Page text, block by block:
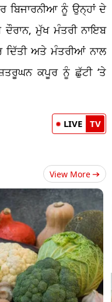
ਬਿਜਾਰਨੀਆ ਨੂੰ ਉਨ੍ਹਾਂ ਦੇ
ਮੁੱਖ ਮੰਤਰੀ ਨਾਇਬ
ਦਿੱਤੀ ਅਤੇ ਮੰਤਰੀਆਂ ਨਾਲ
ਸ਼ਤਰੂਘਨ ਕਪੂਰ ਨੂੰ ਛੁੱਟੀ ‘ਤੇ
LIVE TV
View More